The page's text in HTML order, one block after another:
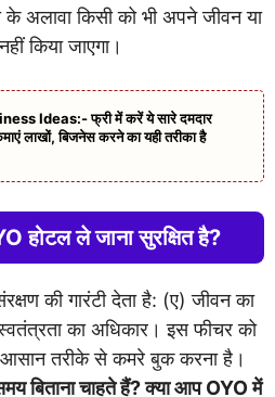
के अलावा किसी को भी अपने जीवन या
किया जाएगा।
Ideas:- फ्री में करें ये सारे दमदार
लाखों, बिजनेस करने का यही तरीका है
होटल ले जाना सुरक्षित है?
की गारंटी देता है: (ए) जीवन का
का अधिकार। इस फीचर को
तरीके से कमरे बुक करना है।
बिताना चाहते हैं? क्या आप OYO में